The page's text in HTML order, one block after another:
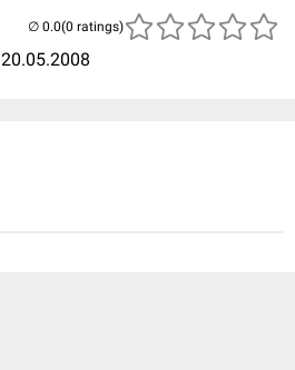
20.05.2008
(0 ratings)